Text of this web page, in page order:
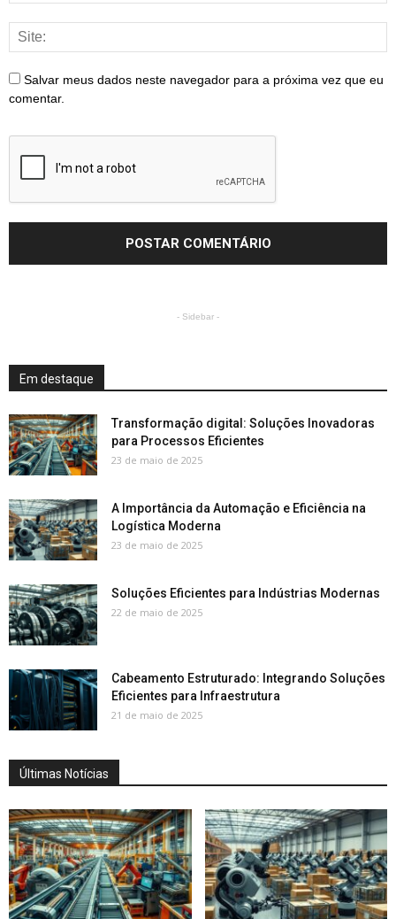
Salvar meus dados neste navegador para a próxima vez que eu
comentar.
- Sidebar -
Em destaque
Transformação digital: Soluções Inovadoras
para Processos Eficientes
23 de maio de 2025
A Importância da Automação e Eficiência na
Logística Moderna
23 de maio de 2025
Soluções Eficientes para Indústrias Modernas
22 de maio de 2025
Cabeamento Estruturado: Integrando Soluções
Eficientes para Infraestrutura
21 de maio de 2025
Últimas Notícias